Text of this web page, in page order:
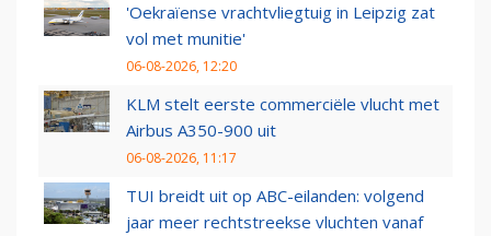
'Oekraïense vrachtvliegtuig in Leipzig zat
vol met munitie'
06-08-2026, 12:20
KLM stelt eerste commerciële vlucht met
Airbus A350-900 uit
06-08-2026, 11:17
TUI breidt uit op ABC-eilanden: volgend
jaar meer rechtstreekse vluchten vanaf